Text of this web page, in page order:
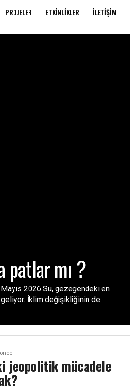
PROJELER ETKINLIKLER İLETIŞIM
patlar mı ?
2026 Su, gezegendeki en
geliyor. İklim değişikliğinin de
jeopolitik mücadele